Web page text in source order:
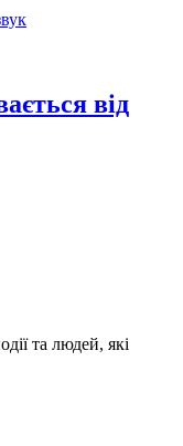
від
та людей, які